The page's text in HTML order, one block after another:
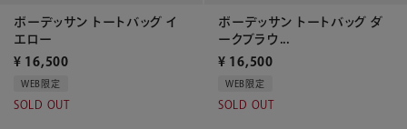
ボーデッサン トートバッグ イ
エロー
¥ 16,500
WEB限定
SOLD OUT
ボーデッサン トートバッグ ダ
ークブラウ...
¥ 16,500
WEB限定
SOLD OUT